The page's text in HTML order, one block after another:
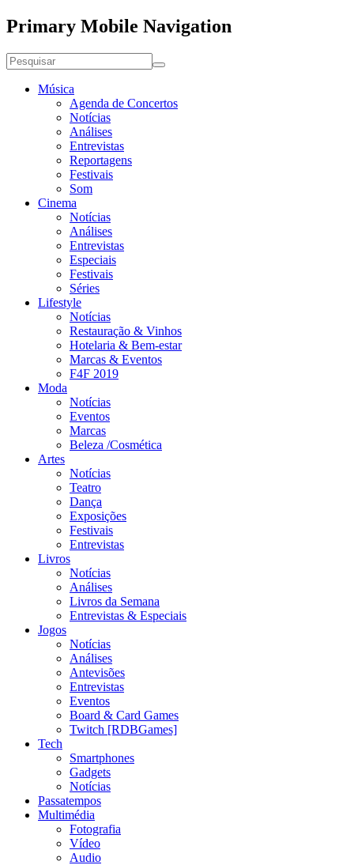
Primary Mobile Navigation
Música
Agenda de Concertos
Notícias
Análises
Entrevistas
Reportagens
Festivais
Som
Cinema
Notícias
Análises
Entrevistas
Especiais
Festivais
Séries
Lifestyle
Notícias
Restauração & Vinhos
Hotelaria & Bem-estar
Marcas & Eventos
F4F 2019
Moda
Notícias
Eventos
Marcas
Beleza /Cosmética
Artes
Notícias
Teatro
Dança
Exposições
Festivais
Entrevistas
Livros
Notícias
Análises
Livros da Semana
Entrevistas & Especiais
Jogos
Notícias
Análises
Antevisões
Entrevistas
Eventos
Board & Card Games
Twitch [RDBGames]
Tech
Smartphones
Gadgets
Notícias
Passatempos
Multimédia
Fotografia
Vídeo
Audio